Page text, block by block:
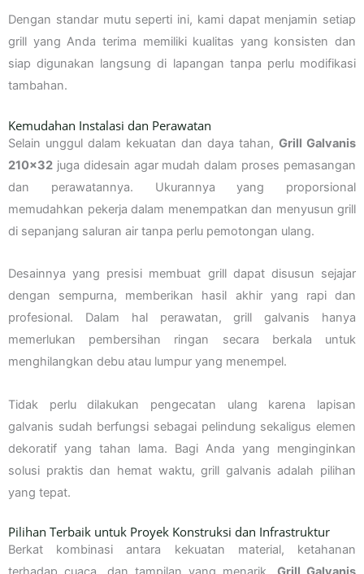
Dengan standar mutu seperti ini, kami dapat menjamin setiap
grill yang Anda terima memiliki kualitas yang konsisten dan
siap digunakan langsung di lapangan tanpa perlu modifikasi
tambahan.
Kemudahan Instalasi dan Perawatan
Selain unggul dalam kekuatan dan daya tahan, Grill Galvanis
210×32 juga didesain agar mudah dalam proses pemasangan
dan perawatannya. Ukurannya yang proporsional
memudahkan pekerja dalam menempatkan dan menyusun grill
di sepanjang saluran air tanpa perlu pemotongan ulang.
Desainnya yang presisi membuat grill dapat disusun sejajar
dengan sempurna, memberikan hasil akhir yang rapi dan
profesional. Dalam hal perawatan, grill galvanis hanya
memerlukan pembersihan ringan secara berkala untuk
menghilangkan debu atau lumpur yang menempel.
Tidak perlu dilakukan pengecatan ulang karena lapisan
galvanis sudah berfungsi sebagai pelindung sekaligus elemen
dekoratif yang tahan lama. Bagi Anda yang menginginkan
solusi praktis dan hemat waktu, grill galvanis adalah pilihan
yang tepat.
Pilihan Terbaik untuk Proyek Konstruksi dan Infrastruktur
Berkat kombinasi antara kekuatan material, ketahanan